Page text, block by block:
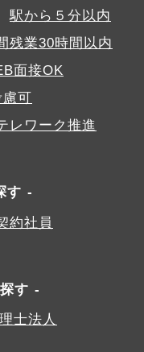
駅から５分以内
残業30時間以内
面接OK
可
レワーク推進
す
約社員
す
士法人